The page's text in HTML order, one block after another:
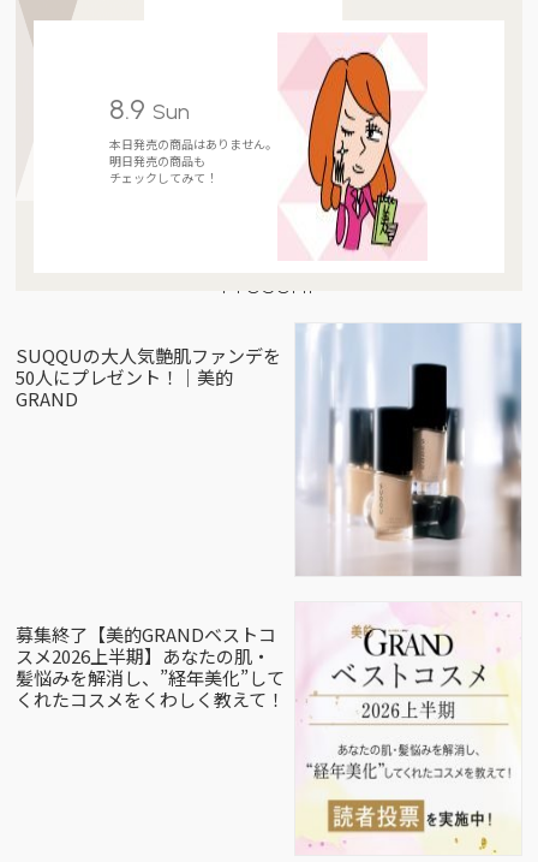
8.9 Sun
本日発売の商品はありません。
明日発売の商品も
チェックしてみて！
Present
SUQQUの大人気艶肌ファンデを
50人にプレゼント！｜美的
GRAND
募集終了【美的GRANDベストコ
スメ2026上半期】あなたの肌・
髪悩みを解消し、”経年美化”して
くれたコスメをくわしく教えて！